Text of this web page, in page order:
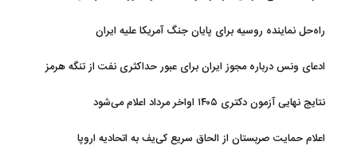
راه‌حل نماینده روسیه برای پایان جنگ آمریکا علیه ایران
ادعای ونس درباره مجوز ایران برای عبور حداکثری نفت از تنگه هرمز
نتایج نهایی آزمون دکتری ۱۴۰۵ اواخر مرداد اعلام می‌شود
اعلام حمایت صربستان از الحاق سریع کی‌یف به اتحادیه اروپا